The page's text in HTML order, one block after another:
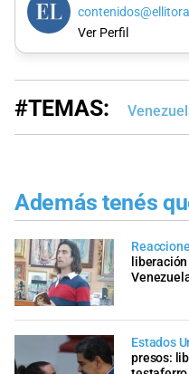
Ver Perfil
#TEMAS:
Además tenés
Estados
presos: